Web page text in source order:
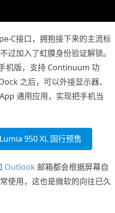
C接口，拥抱接下来的主流标
过加入了虹膜身份验证解锁。
机版，支持 Continuum 功
之后，可以外接显示器、
通用应用，实现把手机当
950 XL 国行预售
Outlook 邮箱都会根据屏幕自
使用，这也是微软的向往已久